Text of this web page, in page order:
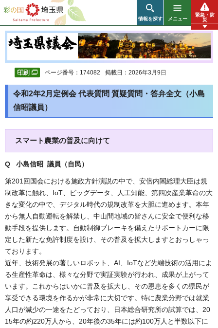
彩の国 埼玉県
情報を探す メニュー
緊急・防
災
ページ番号：174082 掲載日：2026年3月9日
令和2年2月定例会 代表質問 質疑質問・答弁全文（小島
信昭議員）
スマート農業の普及に向けて
Q 小島信昭 議員（自民）
第201回国会における施政方針演説の中で、安倍内閣総理大臣は規
制改革に触れ、IoT、ビッグデータ、人工知能、第四次産業革命の大
きな変化の中で、デジタル時代の規制改革を大胆に進めます。本年
から無人自動運転を解禁し、中山間地域の皆さんに安全で便利な移
動手段を提供します。自動制御ブレーキを備えたサポートカーに限
定した新たな免許制度を設け、その普及を拡大しますとおっしゃっ
ております。
近年、技術発展の著しいロボット、AI、IoTなど先端技術の活用によ
る生産性革命は、様々な分野で実証実験が行われ、成果が上がって
います。これからはいかに普及を拡大し、その恩恵を多くの県民が
享受できる環境を作るかが非常に大切です。特に農業分野では就業
人口が減少の一途をたどっており、日本総合研究所の試算では、20
15年の約220万人から、20年後の35年には約100万人と半数以下に